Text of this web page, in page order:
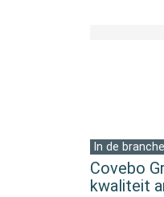
In de branche
Covebo
kwaliteit